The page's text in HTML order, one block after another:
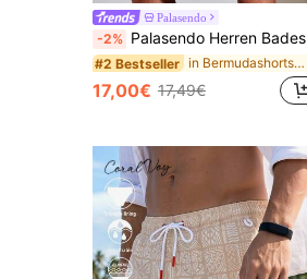
Palasendo
-2% Palasendo Herren Badeshorts mit vertikalen Streifen und Kordelzugbund, Strandshorts, Urlaub
#2 Bestseller in Bermudashorts Strandshorts für Herren
17,00€ 17,49€